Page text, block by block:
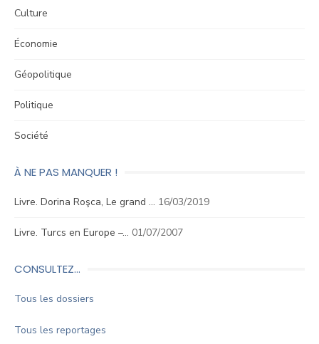
Culture
Économie
Géopolitique
Politique
Société
À NE PAS MANQUER !
Livre. Dorina Roşca, Le grand … 16/03/2019
Livre. Turcs en Europe –… 01/07/2007
CONSULTEZ…
Tous les dossiers
Tous les reportages